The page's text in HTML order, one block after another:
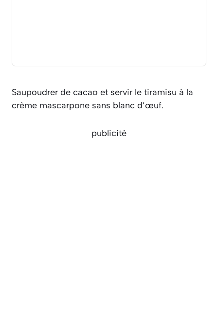
Saupoudrer de cacao et servir le tiramisu à la
crème mascarpone sans blanc d’œuf.
publicité